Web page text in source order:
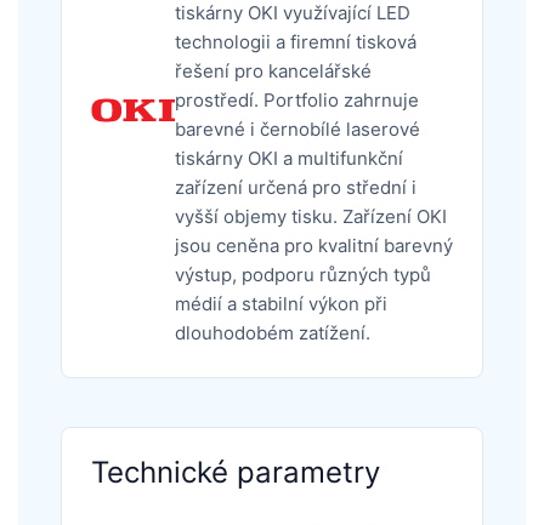
tiskárny OKI využívající LED
technologii a firemní tisková
řešení pro kancelářské
prostředí. Portfolio zahrnuje
barevné i černobílé laserové
tiskárny OKI a multifunkční
zařízení určená pro střední i
vyšší objemy tisku. Zařízení OKI
jsou ceněna pro kvalitní barevný
výstup, podporu různých typů
médií a stabilní výkon při
dlouhodobém zatížení.
Technické parametry